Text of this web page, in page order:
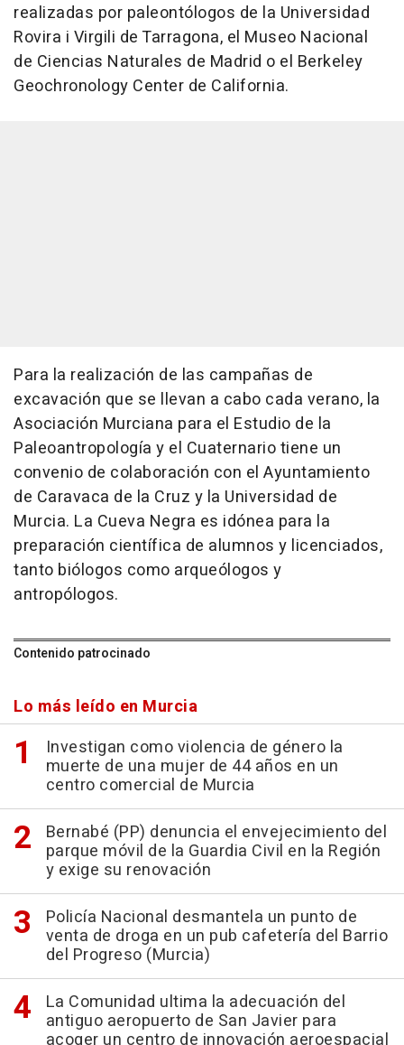
realizadas por paleontólogos de la Universidad
Rovira i Virgili de Tarragona, el Museo Nacional
de Ciencias Naturales de Madrid o el Berkeley
Geochronology Center de California.
Para la realización de las campañas de
excavación que se llevan a cabo cada verano, la
Asociación Murciana para el Estudio de la
Paleoantropología y el Cuaternario tiene un
convenio de colaboración con el Ayuntamiento
de Caravaca de la Cruz y la Universidad de
Murcia. La Cueva Negra es idónea para la
preparación científica de alumnos y licenciados,
tanto biólogos como arqueólogos y
antropólogos.
Contenido patrocinado
Lo más leído en Murcia
Investigan como violencia de género la
muerte de una mujer de 44 años en un
centro comercial de Murcia
Bernabé (PP) denuncia el envejecimiento del
parque móvil de la Guardia Civil en la Región
y exige su renovación
Policía Nacional desmantela un punto de
venta de droga en un pub cafetería del Barrio
del Progreso (Murcia)
La Comunidad ultima la adecuación del
antiguo aeropuerto de San Javier para
acoger un centro de innovación aeroespacial